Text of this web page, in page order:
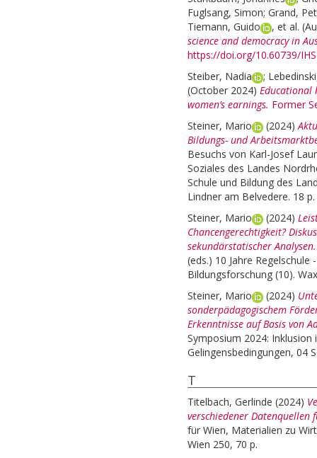
Fuglsang, Simon; Grand,
Tiemann, Guido
, et al.
science and democracy in
https://doi.org/10.60739/
Steiber, Nadia
;
(October 2024) Educational
women’s earnings. Former
Steiner, Mario
(2024)
Bildungs- und
Besuchs von Karl-Josef
Soziales des Landes
Schule und Bildung des
Lindner am Belvedere. 18 p.
Steiner, Mario
(2024)
Chancengerechtigkeit?
sekundärstatischer Analysen.
(eds.) 10 Jahre
Bildungsforschung (10).
Steiner, Mario
(2024)
sonderpädagogischem
Erkenntnisse auf Basis von
Symposium 2024:
Gelingensbedingungen, 04
T
Titelbach, Gerlinde (2024)
verschiedener Datenquellen
für Wien, Materialien zu
Wien 250, 70 p.